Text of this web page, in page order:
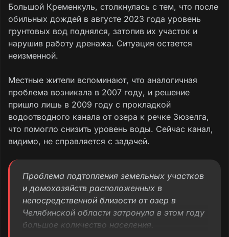
Большой Кременкуль, столкнулась с тем, что после
обильных дождей в августе 2023 года уровень
грунтовых вод поднялся, затопив их участок и
нарушив работу дренажа. Ситуация остается
неизменной.
Местные жители вспоминают, что аналогичная
проблема возникала в 2007 году, и решение
пришло лишь в 2009 году с прокладкой
водоотводного канала от озера к речке Зюзелга,
что помогло снизить уровень воды. Сейчас канал,
видимо, не справляется с задачей.
Проблема подтопления земельных участков
и домохозяйств расположенных в
непосредственной близости от озер в
Челябинской области затронула в этом году
большое количество населения.